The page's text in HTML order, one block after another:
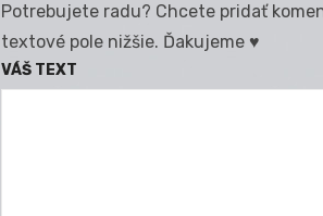
Potrebujete radu? Chcete pridať
textové pole nižšie. Ďakujeme ♥
VÁŠ TEXT